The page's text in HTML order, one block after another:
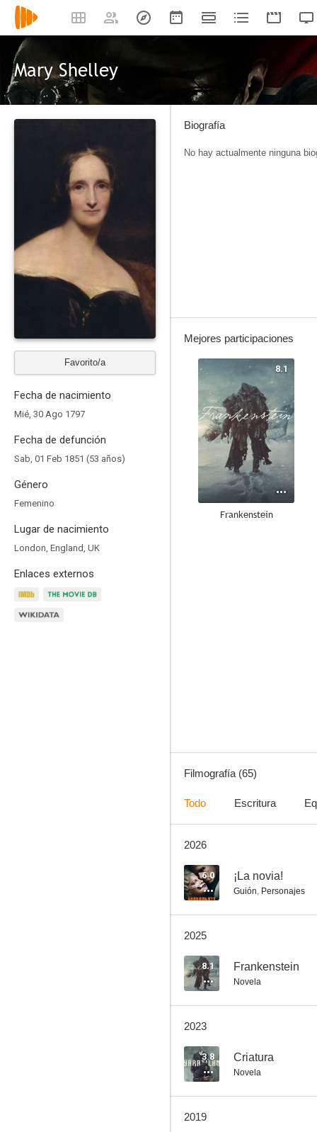
Mary Shelley
Favorito/a
Fecha de nacimiento
Mié, 30 Ago 1797
Fecha de defunción
Sab, 01 Feb 1851 (53 años)
Género
Femenino
Lugar de nacimiento
London, England, UK
Enlaces externos
Biografía
No hay actualmente ninguna
Mejores participaciones
8.1
Frankenstein
8.0
Filmografía (65)
Todo Escritura
2026
6.0 ¡La novia!
Guión, Personajes
2025
8.1 Frankenstein
Novela
2023
3.8 Criatura
Novela
2019